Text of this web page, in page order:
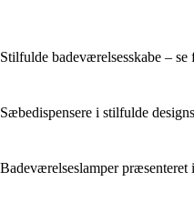
Stilfulde badeværelsesskabe –
Sæbedispensere i stilfulde
Badeværelseslamper